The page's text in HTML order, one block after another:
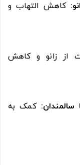
کاهش التهاب و
از زانو و کاهش
کمک به